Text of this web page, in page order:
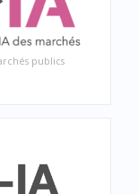
publics